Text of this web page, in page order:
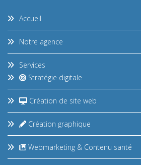
Accueil
Notre agence
Services
Stratégie digitale
Création de site web
Création graphique
Webmarketing & Contenu santé